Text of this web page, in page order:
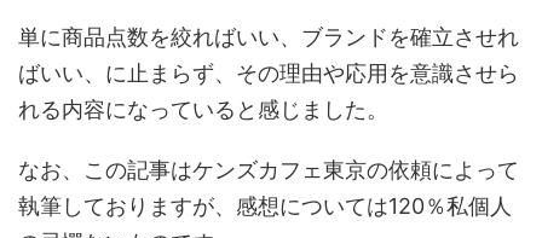
単に商品点数を絞ればいい、ブランドを確立させれ
ばいい、に止まらず、その理由や応用を意識させら
れる内容になっていると感じました。
なお、この記事はケンズカフェ東京の依頼によって
執筆しておりますが、感想については120％私個人